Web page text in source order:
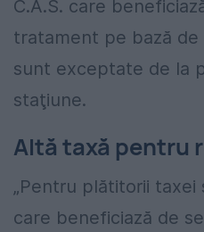
C.A.S. care
tratament pe bază
sunt exceptate de la
staţiune.
Altă taxă pentru
„Pentru plătitorii
care beneficiază de